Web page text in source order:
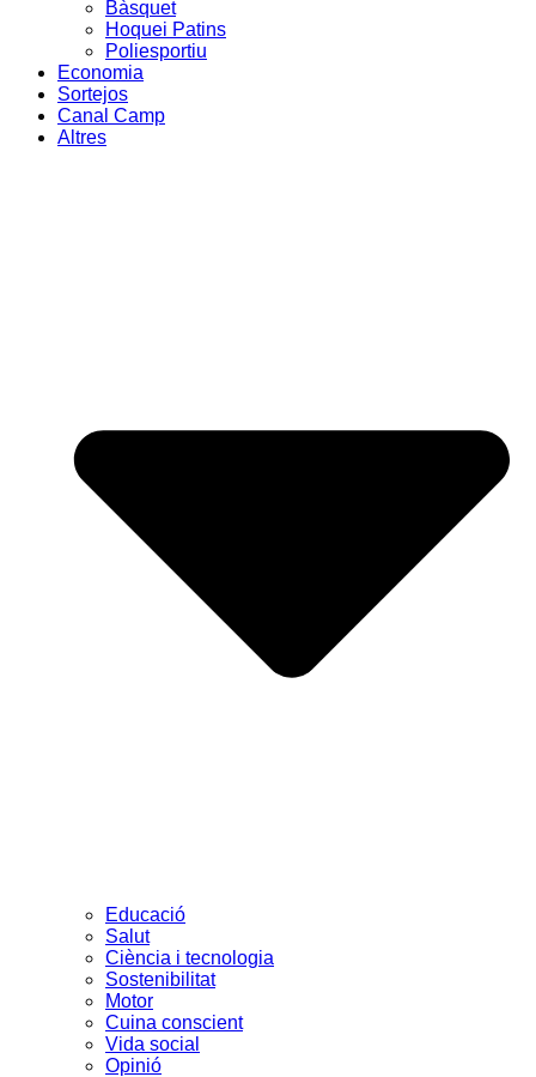
Bàsquet
Hoquei Patins
Poliesportiu
Economia
Sortejos
Canal Camp
Altres
Educació
Salut
Ciència i tecnologia
Sostenibilitat
Motor
Cuina conscient
Vida social
Opinió